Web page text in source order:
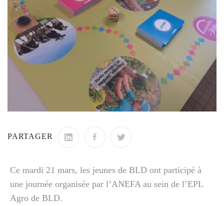
PARTAGER
Ce mardi 21 mars, les jeunes de BLD ont participé à
une journée organisée par l’ANEFA au sein de l’EPL
Agro de BLD.